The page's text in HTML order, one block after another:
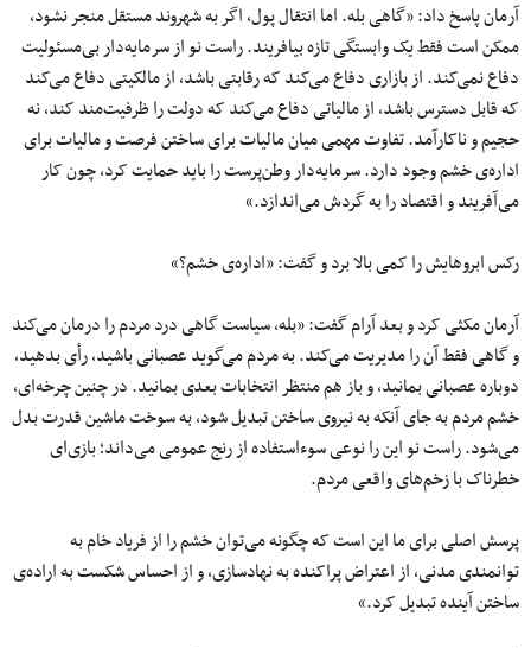
آرمان پاسخ داد: «گاهی بله. اما انتقال پول، اگر به شهروند مستقل منجر نشود،
ممکن است فقط یک وابستگی تازه بیافریند. راست نو از سرمایه‌دار بی‌مسئولیت
دفاع نمی‌کند. از بازاری دفاع می‌کند که رقابتی باشد، از مالکیتی دفاع می‌کند
که قابل دسترس باشد، از مالیاتی دفاع می‌کند که دولت را ظرفیت‌مند کند، نه
حجیم و ناکارآمد. تفاوت مهمی میان مالیات برای ساختن فرصت و مالیات برای
اداره‌ی خشم وجود دارد. سرمایه‌دار وطن‌پرست را باید حمایت کرد، چون کار
می‌آفریند و اقتصاد را به گردش می‌اندازد.»
رکس ابروهایش را کمی بالا برد و گفت: «اداره‌ی خشم؟»
آرمان مکثی کرد و بعد آرام گفت: «بله، سیاست گاهی درد مردم را درمان می‌کند
و گاهی فقط آن را مدیریت می‌کند. به مردم می‌گوید عصبانی باشید، رأی بدهید،
دوباره عصبانی بمانید، و باز هم منتظر انتخابات بعدی بمانید. در چنین چرخه‌ای،
خشم مردم به جای آنکه به نیروی ساختن تبدیل شود، به سوخت ماشین قدرت بدل
می‌شود. راست نو این را نوعی سوءاستفاده از رنج عمومی می‌داند؛ بازی‌ای
خطرناک با زخم‌های واقعی مردم.
پرسش اصلی برای ما این است که چگونه می‌توان خشم را از فریاد خام به
توانمندی مدنی، از اعتراض پراکنده به نهادسازی، و از احساس شکست به اراده‌ی
ساختن آینده تبدیل کرد.»